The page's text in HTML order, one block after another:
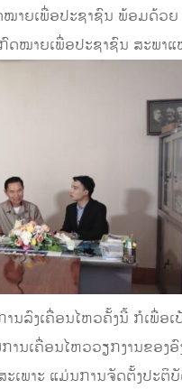
າຍເພື່ອປະຊາຊົນ ພ້ອມດ້ວຍ
ດໝາຍເພື່ອປະຊາຊົນ ສະພາແ
ນລົງເຄື່ອນໄຫວຄັ້ງນີ້ ກໍເພື່ອເ
ານເຄື່ອນໄຫວວຽກງານຂອງອົ
ເພາະ ແມ່ນການຈັດຕັ້ງປະຕິ